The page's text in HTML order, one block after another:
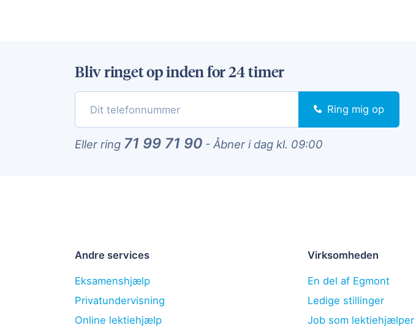
Bliv ringet op inden for 24 timer
Ring mig op
Eller ring 71 99 71 90 - Åbner i dag kl. 09:00
Andre services
Eksamenshjælp
Privatundervisning
Online lektiehjælp
Virksomheden
En del af Egmont
Ledige stillinger
Job som lektiehjælper